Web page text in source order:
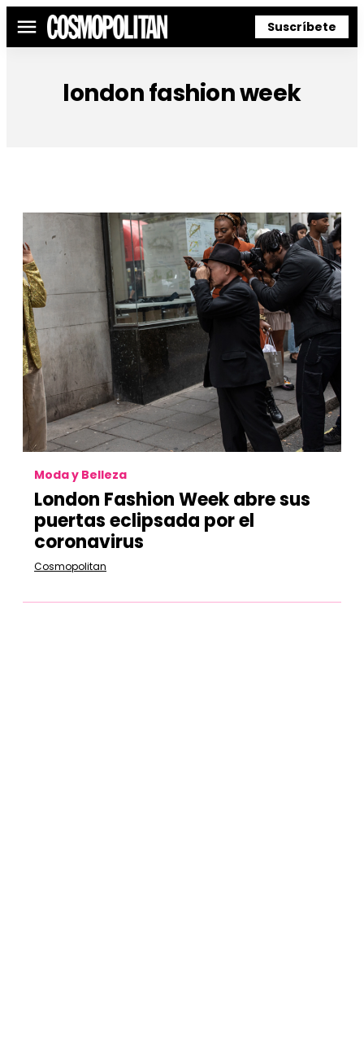
Menú Suscríbete
london fashion week
Moda y Belleza
London Fashion Week abre sus
puertas eclipsada por el
coronavirus
Cosmopolitan